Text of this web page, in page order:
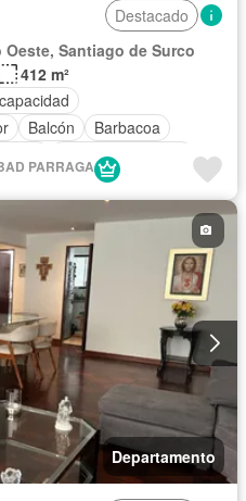
Destacado
Santiago de Surco
412 m²
Balcón
Barbacoa
Cuarto de servicio
Seguridad
PARRAGA
Departamento